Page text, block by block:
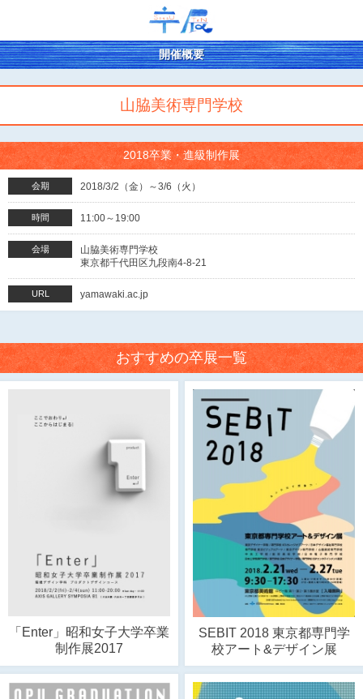
開催概要
山脇美術専門学校
2018卒業・進級制作展
会期 2018/3/2（金）～3/6（火）
時間 11:00～19:00
会場
山脇美術専門学校
東京都千代田区九段南4-8-21
URL yamawaki.ac.jp
おすすめの卒展一覧
「Enter」昭和女子大学卒業
制作展2017
SEBIT 2018 東京都専門学
校アート&デザイン展